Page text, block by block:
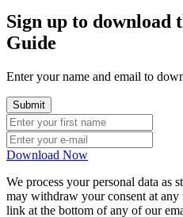
Sign up to download
Guide
Enter your name and email to
Download Now
We process your personal data as
may withdraw your consent at
link at the bottom of any of our